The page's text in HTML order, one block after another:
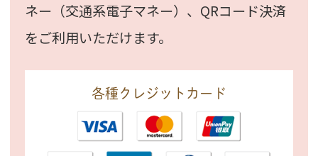
ネー（交通系電子マネー）、 QRコード決済
をご利用いただけます。
各種クレジットカード